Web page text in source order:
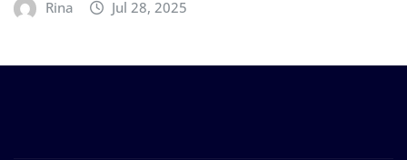
Rina Jul 28, 2025